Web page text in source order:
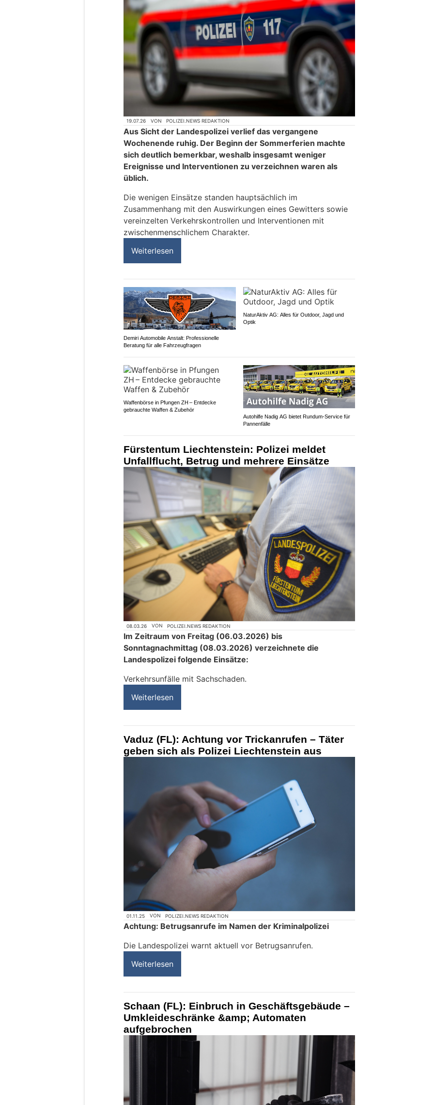
19.07.26 VON POLIZEI.NEWS REDAKTION
Aus Sicht der Landespolizei verlief das vergangene
Wochenende ruhig. Der Beginn der Sommerferien machte
sich deutlich bemerkbar, weshalb insgesamt weniger
Ereignisse und Interventionen zu verzeichnen waren als
üblich.
Die wenigen Einsätze standen hauptsächlich im
Zusammenhang mit den Auswirkungen eines Gewitters sowie
vereinzelten Verkehrskontrollen und Interventionen mit
zwischenmenschlichem Charakter.
Weiterlesen
Demiri Automobile Anstalt: Professionelle
Beratung für alle Fahrzeugfragen
NaturAktiv AG: Alles für Outdoor, Jagd und
Optik
Waffenbörse in Pfungen ZH – Entdecke
gebrauchte Waffen & Zubehör
Autohilfe Nadig AG bietet Rundum‑Service für
Pannenfälle
Fürstentum Liechtenstein: Polizei meldet
Unfallflucht, Betrug und mehrere Einsätze
08.03.26 VON POLIZEI.NEWS REDAKTION
Im Zeitraum von Freitag (06.03.2026) bis
Sonntagnachmittag (08.03.2026) verzeichnete die
Landespolizei folgende Einsätze:
Verkehrsunfälle mit Sachschaden.
Weiterlesen
Vaduz (FL): Achtung vor Trickanrufen – Täter
geben sich als Polizei Liechtenstein aus
01.11.25 VON POLIZEI.NEWS REDAKTION
Achtung: Betrugsanrufe im Namen der Kriminalpolizei
Die Landespolizei warnt aktuell vor Betrugsanrufen.
Weiterlesen
Schaan (FL): Einbruch in Geschäftsgebäude –
Umkleideschränke &amp; Automaten
aufgebrochen